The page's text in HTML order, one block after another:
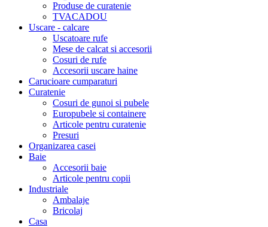
Produse de curatenie
TVACADOU
Uscare - calcare
Uscatoare rufe
Mese de calcat si accesorii
Cosuri de rufe
Accesorii uscare haine
Carucioare cumparaturi
Curatenie
Cosuri de gunoi si pubele
Europubele si containere
Articole pentru curatenie
Presuri
Organizarea casei
Baie
Accesorii baie
Articole pentru copii
Industriale
Ambalaje
Bricolaj
Casa